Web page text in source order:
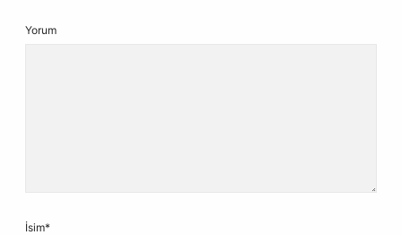
Yorum
İsim*